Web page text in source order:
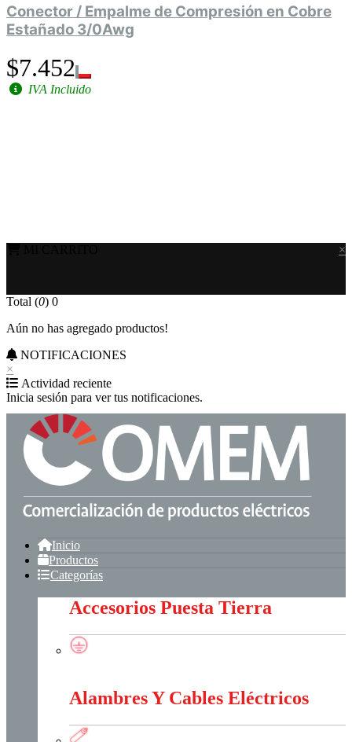
Conector / Empalme de Compresión en Cobre
Estañado 3/0Awg
$7.452
IVA Incluido
×
Total (0) 0
Aún no has agregado productos!
NOTIFICACIONES
×
Actividad reciente
Inicia sesión para ver tus notificaciones.
Inicio
Productos
Categorías
Accesorios Puesta Tierra
Alambres Y Cables Eléctricos